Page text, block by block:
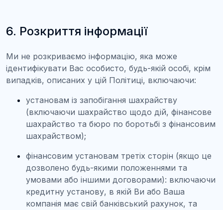
6. Розкриття інформації
Ми не розкриваємо інформацію, яка може
ідентифікувати Вас особисто, будь-якій особі, крім
випадків, описаних у цій Політиці, включаючи:
установам із запобігання шахрайству
(включаючи шахрайство щодо дій, фінансове
шахрайство та бюро по боротьбі з фінансовим
шахрайством);
фінансовим установам третіх сторін (якщо це
дозволено будь-якими положеннями та
умовами або іншими договорами): включаючи
кредитну установу, в якій Ви або Ваша
компанія має свій банківський рахунок, та